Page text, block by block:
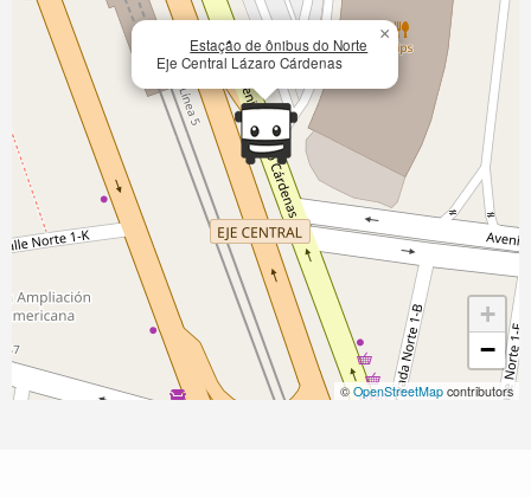
Estação de ônibus do Norte
Eje Central Lázaro Cárdenas
×
+
−
© OpenStreetMap contributors